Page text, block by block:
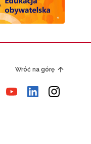
Wróć na górę